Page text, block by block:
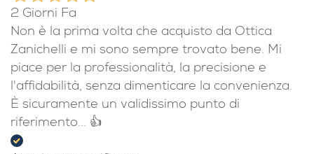
2 Giorni Fa
Non è la prima volta che acquisto da Ottica
Zanichelli e mi sono sempre trovato bene. Mi
piace per la professionalità, la precisione e
l'affidabilità, senza dimenticare la convenienza.
È sicuramente un validissimo punto di
riferimento... 👍